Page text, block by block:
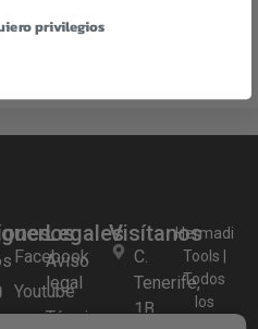
de fabricación entre la
embebidos, el control de
Facebook
Youtube
Legales
Aviso
legal
Términos y
Visítanos
C.
Tenerife,
1B,
Hermadi
Tools |
Todos
los
privilegios